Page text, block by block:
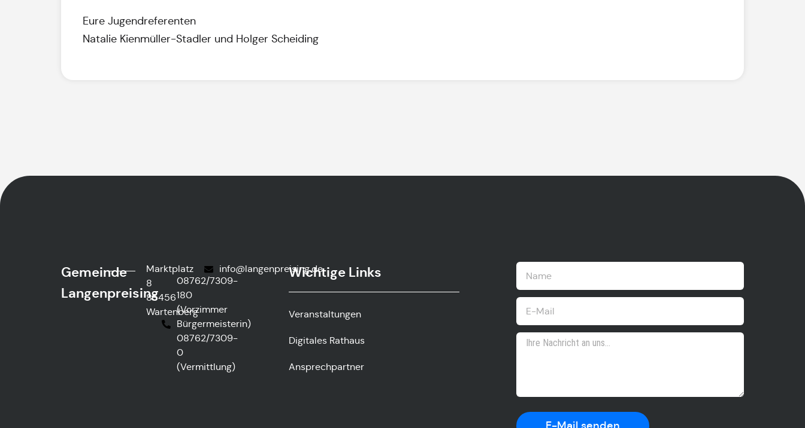
Eure Jugendreferenten
Natalie Kienmüller-Stadler und Holger Scheiding
Gemeinde
Langenpreising
Marktplatz
8
85456
Wartenberg
08762/7309-
180
(Vorzimmer
Bürgermeisterin)
08762/7309-
0
(Vermittlung)
ed.gnisierpnegnal
@ofni Wichtige Links
Veranstaltungen
Digitales Rathaus
Ansprechpartner